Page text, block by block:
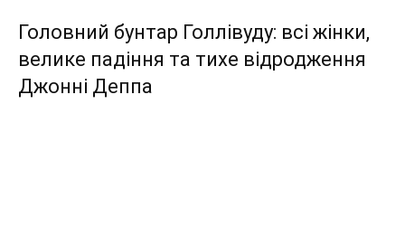
Головний бунтар Голлівуду: всі жінки,
велике падіння та тихе відродження
Джонні Деппа